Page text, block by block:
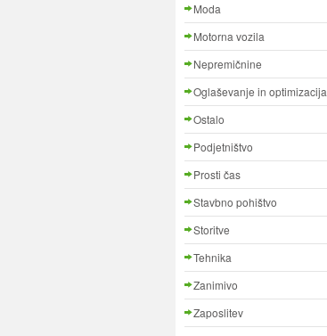
Moda
Motorna vozila
Nepremičnine
Oglaševanje in optimizacija
Ostalo
Podjetništvo
Prosti čas
Stavbno pohištvo
Storitve
Tehnika
Zanimivo
Zaposlitev